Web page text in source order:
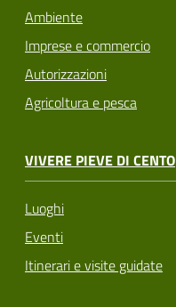
Ambiente
Imprese e commercio
Autorizzazioni
Agricoltura e pesca
VIVERE PIEVE DI CENTO
Luoghi
Eventi
Itinerari e visite guidate